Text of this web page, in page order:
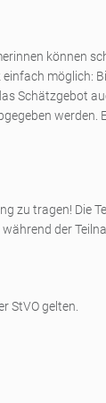
können
möglich:
Schätzgebot
werden.
zu tragen! Die
der
StVO gelten.